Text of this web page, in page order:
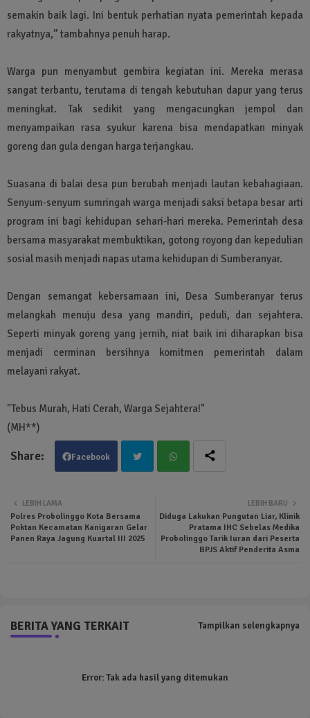
semakin baik lagi. Ini bentuk perhatian nyata pemerintah kepada
rakyatnya,” tambahnya penuh harap.
Warga pun menyambut gembira kegiatan ini. Mereka merasa
sangat terbantu, terutama di tengah kebutuhan dapur yang terus
meningkat. Tak sedikit yang mengacungkan jempol dan
menyampaikan rasa syukur karena bisa mendapatkan minyak
goreng dan gula dengan harga terjangkau.
Suasana di balai desa pun berubah menjadi lautan kebahagiaan.
Senyum-senyum sumringah warga menjadi saksi betapa besar arti
program ini bagi kehidupan sehari-hari mereka. Pemerintah desa
bersama masyarakat membuktikan, gotong royong dan kepedulian
sosial masih menjadi napas utama kehidupan di Sumberanyar.
Dengan semangat kebersamaan ini, Desa Sumberanyar terus
melangkah menuju desa yang mandiri, peduli, dan sejahtera.
Seperti minyak goreng yang jernih, niat baik ini diharapkan bisa
menjadi cerminan bersihnya komitmen pemerintah dalam
melayani rakyat.
"Tebus Murah, Hati Cerah, Warga Sejahtera!"
(MH**)
Facebook
ter tsa
LEBIH BARU
Diduga Lakukan Pungutan Liar, Klinik
Pratama IHC Sebelas Medika
Probolinggo Tarik Iuran dari Peserta
BPJS Aktif Penderita Asma
LEBIH LAMA
Polres Probolinggo Kota Bersama
Poktan Kecamatan Kanigaran Gelar
Panen Raya Jagung Kuartal III 2025
BERITA YANG TERKAIT Tampilkan selengkapnya
Error:Tak ada hasil yang ditemukan